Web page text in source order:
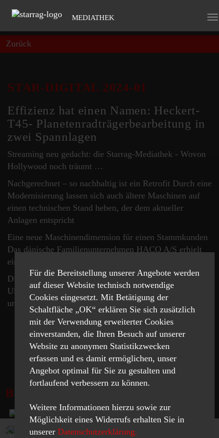
MEDIATHEK
Zurück
STAR-DIGITAL 2024-01
Effizienz hat einen Namen: Heckert-
T45- Planetenradträgerbearbeitung in
zwei Spannlagen
Streaming neu gedacht: die Starrag-Mediathek - Wovon
Hollywood noch träumt …
Nachgerechnet – so nachhaltig ist ein Retrofit Durch eine
Modernisierung lassen sich auch ältere Maschinen auf
einen technischen Stand heben, der dem aktueller
Anlagen entspricht
Eine neue Maschinendimension für einen Stammkunden
Das dänische Familienunternehmen HACO A/S erhielt
eine Droop+Rein-Portalfräsmaschine
Die Zeit vergeht wie im Flug Weiss Watch Company,
USA, macht grosse Sprünge mit der Tornos SwissNano
und der Tornos Swiss DT 26
ANSEHEN
BROSCHÜREN
Instandhaltungsstrategie
Für die Bereitstellung unserer Angebote werden
auf dieser Website technisch notwendige
Cookies eingesetzt. Mit Betätigung der
Schaltfläche „OK“ erklären Sie sich zusätzlich
mit der Verwendung erweiterter Cookies
einverstanden, die Ihren Besuch auf unserer
Website zu anonymen Statistikzwecken
erfassen und es damit ermöglichen, unser
Angebot optimal für Sie zu gestalten und
fortlaufend verbessern zu können.
Weitere Informationen hierzu sowie zur
Möglichkeit eines Widerrufs erhalten Sie in
unserer Datenschutzerklärung.